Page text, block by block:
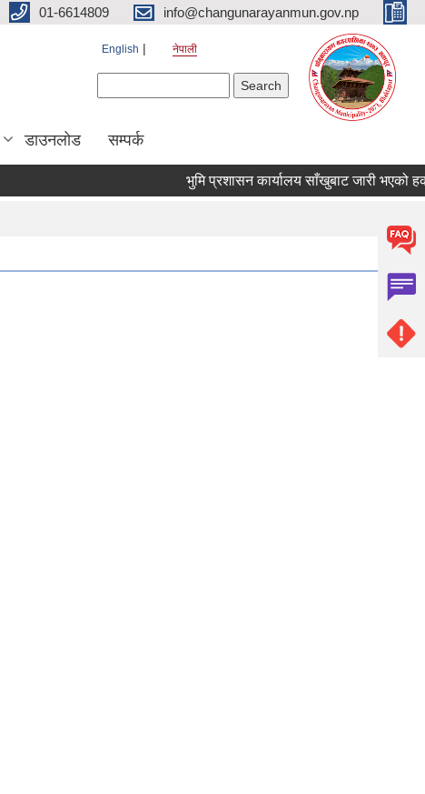
01-6614809 info@changunarayanmun.gov.np
English नेपाली
डाउनलोड सम्पर्क
भुमि प्रशासन कार्यालय साँखुबाट जारी भएको